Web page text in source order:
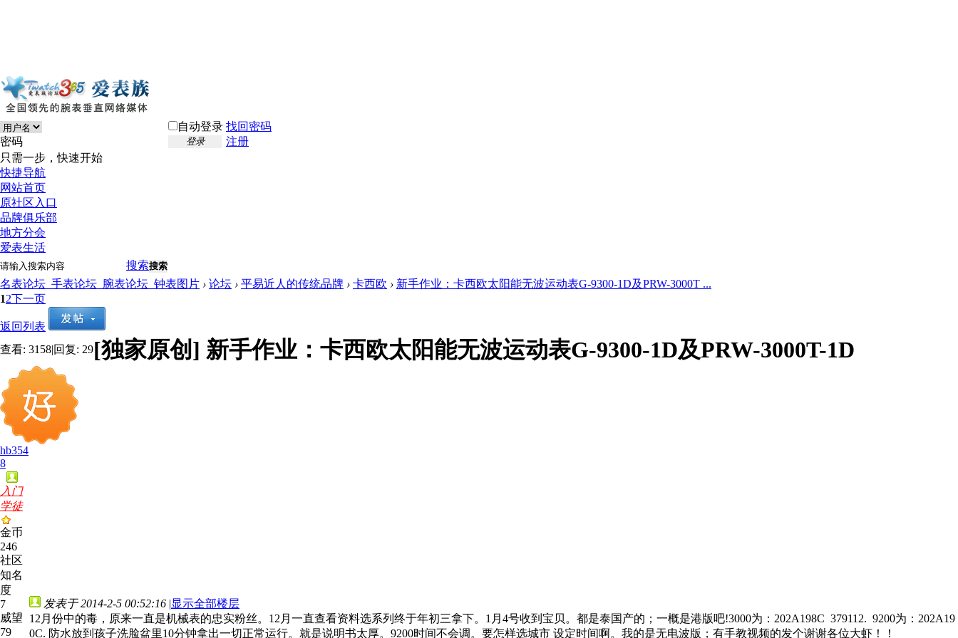
自动登录 找回密码
密码
登录
注册
只需一步，快速开始
快捷导航
网站首页
原社区入口
品牌俱乐部
地方分会
爱表生活
搜索搜索
名表论坛_手表论坛_腕表论坛_钟表图片 › 论坛 › 平易近人的传统品牌 › 卡西欧 › 新手作业：卡西欧太阳能无波运动表G-9300-1D及PRW-3000T ...
12下一页
返回列表
查看: 3158|回复: 29[独家原创] 新手作业：卡西欧太阳能无波运动表G-9300-1D及PRW-3000T-1D
hb354
8
入门
学徒
金币
246
社区
知名
度
7
威望
79
发表于 2014-2-5 00:52:16 |显示全部楼层
12月份中的毒，原来一直是机械表的忠实粉丝。12月一直查看资料选系列终于年初三拿下。1月4号收到宝贝。都是泰国产的；一概是港版吧!3000为：202A198C 379112. 9200为：202A19
0C. 防水放到孩子洗脸盆里10分钟拿出一切正常运行。就是说明书太厚。9200时间不会调。要怎样选城市 设定时间啊。我的是无电波版；有手教视频的发个谢谢各位大虾！！